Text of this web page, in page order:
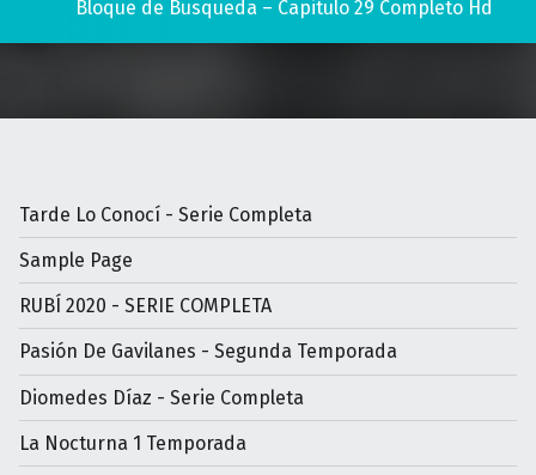
Bloque de Busqueda – Capitulo 29 Completo Hd
Tarde Lo Conocí - Serie Completa
Sample Page
RUBÍ 2020 - SERIE COMPLETA
Pasión De Gavilanes - Segunda Temporada
Diomedes Díaz - Serie Completa
La Nocturna 1 Temporada